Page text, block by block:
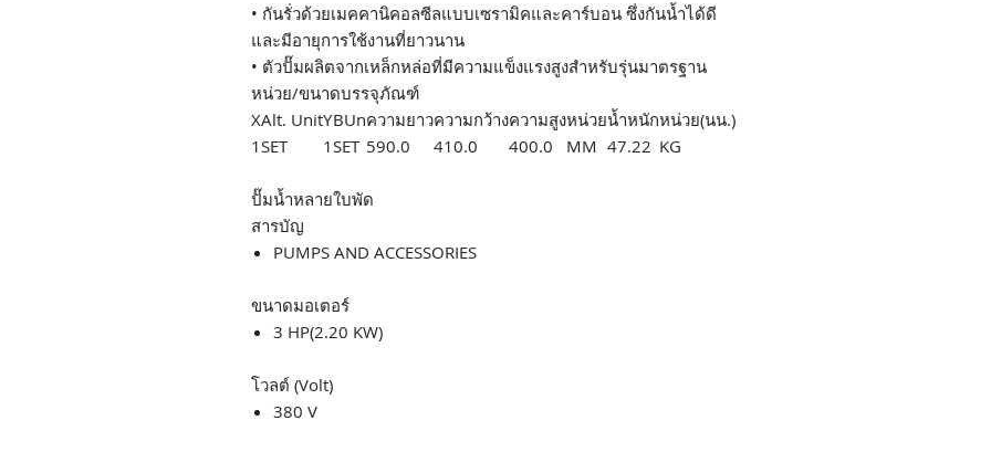
• กันรั่วด้วยเมคคานิคอลซีลแบบเซรามิคและคาร์บอน ซึ่งกันน้ำได้ดี
และมีอายุการใช้งานที่ยาวนาน
• ตัวปั๊มผลิตจากเหล็กหล่อที่มีความแข็งแรงสูงสำหรับรุ่นมาตรฐาน
หน่วย/ขนาดบรรจุภัณฑ์
XAlt. UnitYBUnความยาวความกว้างความสูงหน่วยน้ำหนักหน่วย(นน.)
1SET 1SET 590.0 410.0 400.0 MM 47.22 KG
ปั๊มน้ำหลายใบพัด
สารบัญ
PUMPS AND ACCESSORIES
ขนาดมอเตอร์
3 HP(2.20 KW)
โวลต์ (Volt)
380 V